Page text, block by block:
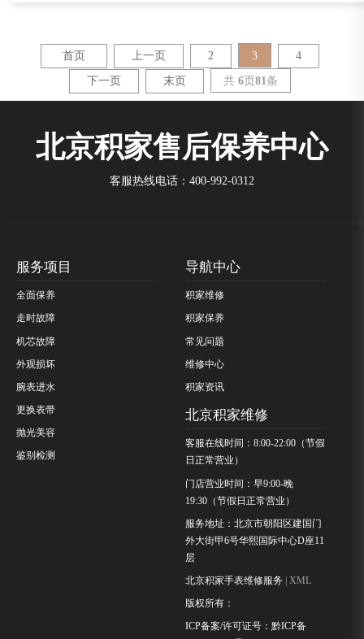
首页 上一页 2 3 4
下一页 末页 共6页81条
北京积家售后保养中心
客服热线电话：400-992-0312
服务项目
全面保养
走时故障
机芯故障
外观损坏
腕表进水
更换表带
抛光美容
鉴别检测
导航中心
积家维修
积家保养
常见问题
维修中心
积家资讯
北京积家维修
客服在线时间：8:00-22:00（节假
日正常营业）
门店营业时间：早9:00-晚
19:30（节假日正常营业）
服务地址：北京市朝阳区建国门
外大街甲6号华熙国际中心D座11
层
北京积家手表维修服务 | XML
版权所有：
ICP备案/许可证号：黔ICP备